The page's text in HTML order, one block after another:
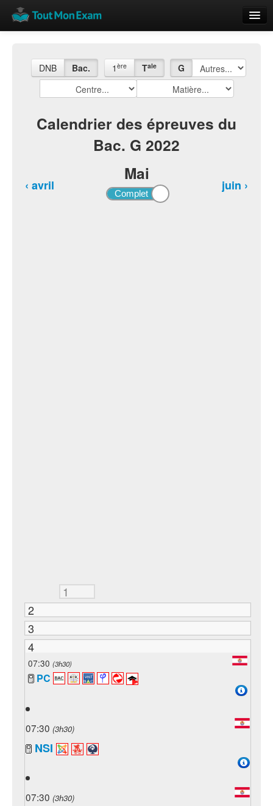
Vue globale
Rajouter
DNB Bac. 1 ère Tale G
Calendrier des épreuves du
Bac. G 2022
Mai
‹ avril juin ›
1
2
3
4
07:30 (3h30)
PC
07:30 (3h30)
NSI
07:30 (3h30)